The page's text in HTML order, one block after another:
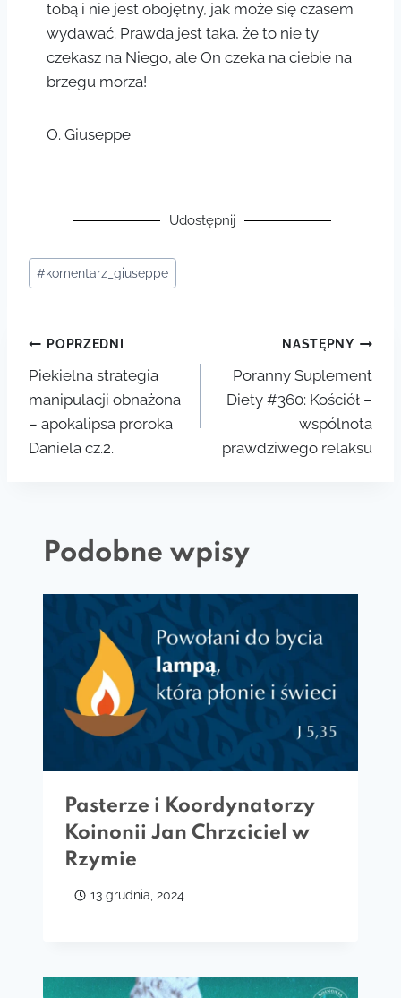
tobą i nie jest obojętny, jak może się czasem
wydawać. Prawda jest taka, że to nie ty
czekasz na Niego, ale On czeka na ciebie na
brzegu morza!
O. Giuseppe
Udostępnij
#komentarz_giuseppe
POPRZEDNI
Piekielna strategia
manipulacji obnażona
– apokalipsa proroka
Daniela cz.2.
NASTĘPNY
Poranny Suplement
Diety #360: Kościół –
wspólnota
prawdziwego relaksu
Podobne wpisy
Pasterze i Koordynatorzy
Koinonii Jan Chrzciciel w
Rzymie
13 grudnia, 2024